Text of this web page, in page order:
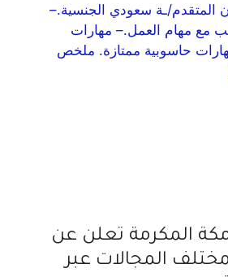
المتقدم/ـة سعودي الجنسية.–
مع مهام العمل.– مهارات
حاسوبية ممتازة. ملخص
المكرمة تعلن عن
المجالات عبر